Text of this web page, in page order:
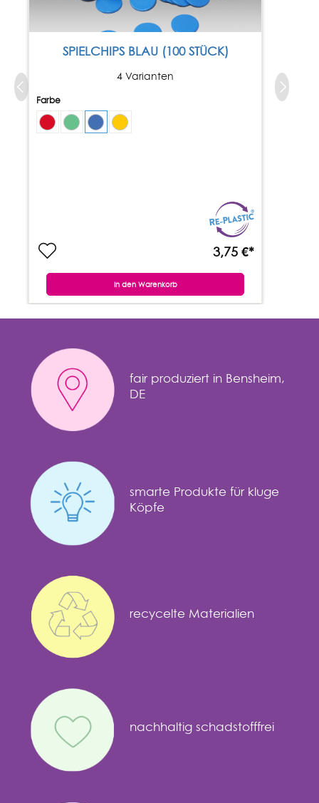
SPIELCHIPS BLAU (100 STÜCK)
4 Varianten
Farbe
3,75 €*
In den Warenkorb
fair produziert in Bensheim,
DE
smarte Produkte für kluge
Köpfe
recycelte Materialien
nachhaltig schadstofffrei